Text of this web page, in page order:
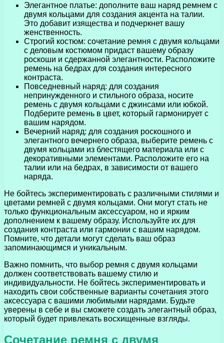
Элегантное платье: дополните ваш наряд ремнем с
двумя кольцами для создания акцента на талии.
Это добавит изящества и подчеркнет вашу
женственность.
Строгий костюм: сочетание ремня с двумя кольцами
с деловым костюмом придаст вашему образу
роскоши и сдержанной элегантности. Расположите
ремень на бедрах для создания интересного
контраста.
Повседневный наряд: для создания
непринужденного и стильного образа, носите
ремень с двумя кольцами с джинсами или юбкой.
Подберите ремень в цвет, который гармонирует с
вашим нарядом.
Вечерний наряд: для создания роскошного и
элегантного вечернего образа, выберите ремень с
двумя кольцами из блестящего материала или с
декоративными элементами. Расположите его на
талии или на бедрах, в зависимости от вашего
наряда.
Не бойтесь экспериментировать с различными стилями и
цветами ремней с двумя кольцами. Они могут стать не
только функциональным аксессуаром, но и ярким
дополнением к вашему образу. Используйте их для
создания контраста или гармонии с вашим нарядом.
Помните, что детали могут сделать ваш образ
запоминающимся и уникальным.
Важно помнить, что выбор ремня с двумя кольцами
должен соответствовать вашему стилю и
индивидуальности. Не бойтесь экспериментировать и
находить свои собственные варианты сочетания этого
аксессуара с вашими любимыми нарядами. Будьте
уверены в себе и вы сможете создать элегантный образ,
который будет привлекать восхищенные взгляды.
Сочетание ремня с двумя